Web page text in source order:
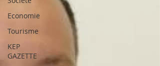
Economie
Tourisme
KEP
GAZETTE